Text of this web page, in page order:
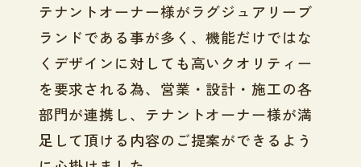
テナントオーナー様がラグジュアリーブ
ランドである事が多く、機能だけではな
くデザインに対しても高いクオリティー
を要求される為、営業・設計・施工の各
部門が連携し、テナントオーナー様が満
足して頂ける内容のご提案ができるよう